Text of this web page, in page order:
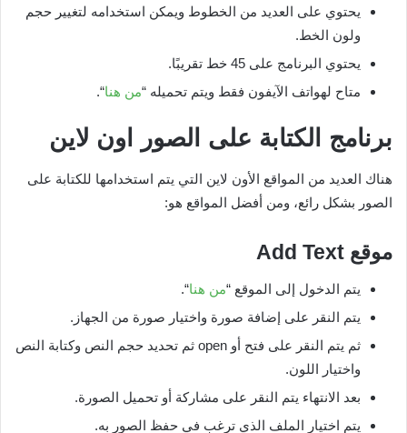
يحتوي على العديد من الخطوط ويمكن استخدامه لتغيير حجم
ولون الخط.
يحتوي البرنامج على 45 خط تقريبًا.
متاح لهواتف الآيفون فقط ويتم تحميله “من هنا“.
برنامج الكتابة على الصور اون لاين
هناك العديد من المواقع الأون لاين التي يتم استخدامها للكتابة على
الصور بشكل رائع، ومن أفضل المواقع هو:
موقع Add Text
يتم الدخول إلى الموقع “من هنا“.
يتم النقر على إضافة صورة واختيار صورة من الجهاز.
ثم يتم النقر على فتح أو open ثم تحديد حجم النص وكتابة النص
واختيار اللون.
بعد الانتهاء يتم النقر على مشاركة أو تحميل الصورة.
يتم اختيار الملف الذي ترغب في حفظ الصور به.